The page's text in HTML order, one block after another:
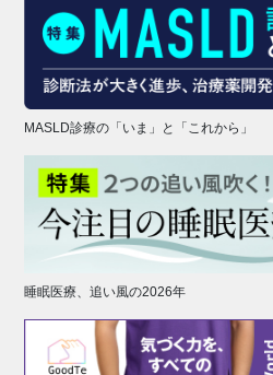
MASLD診療の「いま」と「これから」
睡眠医療、追い風の2026年